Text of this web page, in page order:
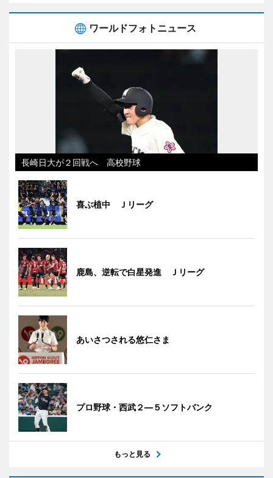
ワールドフォトニュース
長崎日大が２回戦へ 高校野球
喜ぶ植中 Ｊリーグ
鹿島、逆転で白星発進 Ｊリーグ
あいさつされる悠仁さま
プロ野球・西武２―５ソフトバンク
もっと見る